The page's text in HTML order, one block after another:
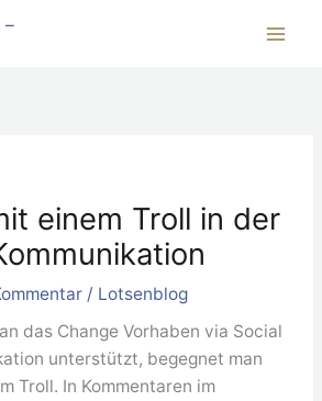
einem Troll in der
/ Lotsenblog
das Change Vorhaben via Social
unterstützt, begegnet man
Troll. In Kommentaren im